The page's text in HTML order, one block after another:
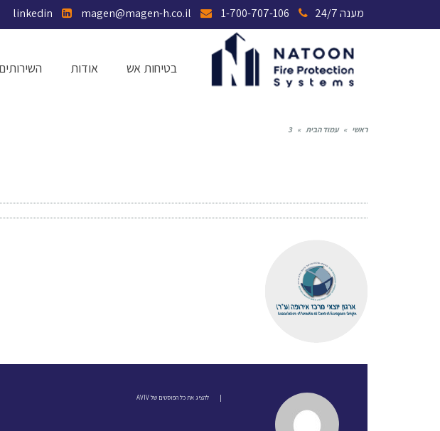
מענה 24/7
בטיחות אש אודות
ראשי » עמוד הבית »
3
| להציג את כל הפוסטים של AVIV